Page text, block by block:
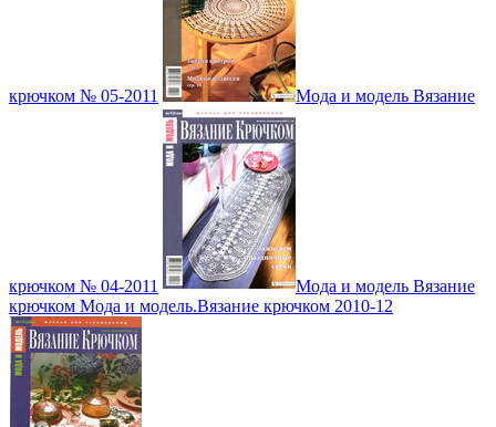
крючком № 05-2011 Мода и модель Вязание
крючком № 04-2011
Мода и модель Вязание
крючком Мода и модель.Вязание крючком 2010-12